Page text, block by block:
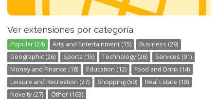
Ver extensiones por categoría
Popular (24) Arts and Entertainment (15)
Business (29)
Geographic (26)
Sports (15) Technology (26)
Services (91)
Money and Finance (18)
Education (12)
Food and Drink (14)
Leisure and Recreation (27)
Shopping (50)
Real Estate (18)
Novelty (27)
Other (163)